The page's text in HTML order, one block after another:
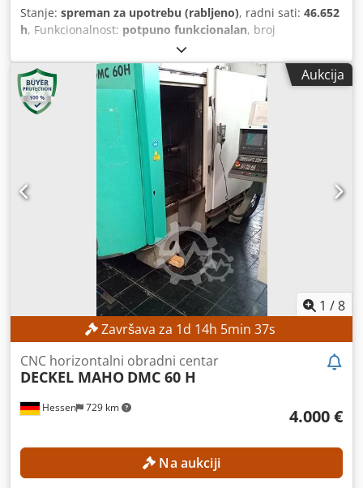
Stanje: spreman za upotrebu (rabljeno), radni sati: 46.652
h, Funkcionalnost: potpuno funkcionalan, broj
, duljina pomaka os X:
duljina pomaka osi Y:400 mm, duljina posmika os Z:400
mm, maksimalna brzina vretena:4.000 okr/min
, snaga:
5,5 kW (7,48 KS)
, Nema minimalne cijene – zajamčena
prodaja po najvišoj ponudi! TEHNIČKE KARAKTERISTIKE
Dwsdpfx Aezpxfbof Sea Hod osi X: 600 mm Hod osi Y: 400
mm Hod osi Z: 400 mm Raspon brzine vretena: 40 – 4.000
o/min Prihvat vretena: ISO 40 Površina za pričvršćivanje na
stolu: 900 x 480 mm DETALJI O STROJU Snaga vretena: 5,5
kW Radni sati: 46.652 h Težina stroja: 2.900 kg OPREMA
Digitalni zaslon za pozicioniranje Millplus CNC
Aukcija
1 /8
Završava za 1d 14h 5min 34s
Hessen 729 km
CNC horizontalni obradni centar
DECKEL MAHO DMC 60 H
4.000 €
Na aukciji